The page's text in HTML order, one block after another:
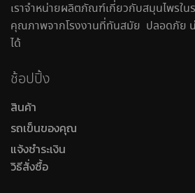
เราจำหน่ายผลิตภัณฑ์เกี่ยวกับสมุนไพรใน
คุณภาพจากโรงงานที่ทันสมัย ปลอดภัย น่
ได้
ช้อปปิ้ง
สินค้า
รถเข็นของคุณ
แจ้งชำระเงิน
วิธีสั่งซื้อ